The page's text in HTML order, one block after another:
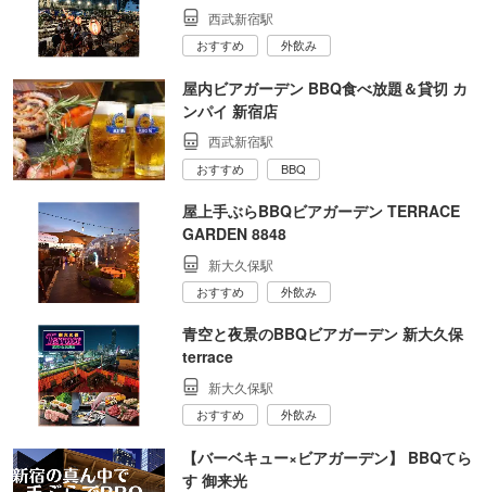
西武新宿駅
おすすめ 外飲み
屋内ビアガーデン BBQ食べ放題＆貸切 カ
ンパイ 新宿店
西武新宿駅
おすすめ BBQ
屋上手ぶらBBQビアガーデン TERRACE
GARDEN 8848
新大久保駅
おすすめ 外飲み
青空と夜景のBBQビアガーデン 新大久保
terrace
新大久保駅
おすすめ 外飲み
【バーベキュー×ビアガーデン】 BBQてら
す 御来光